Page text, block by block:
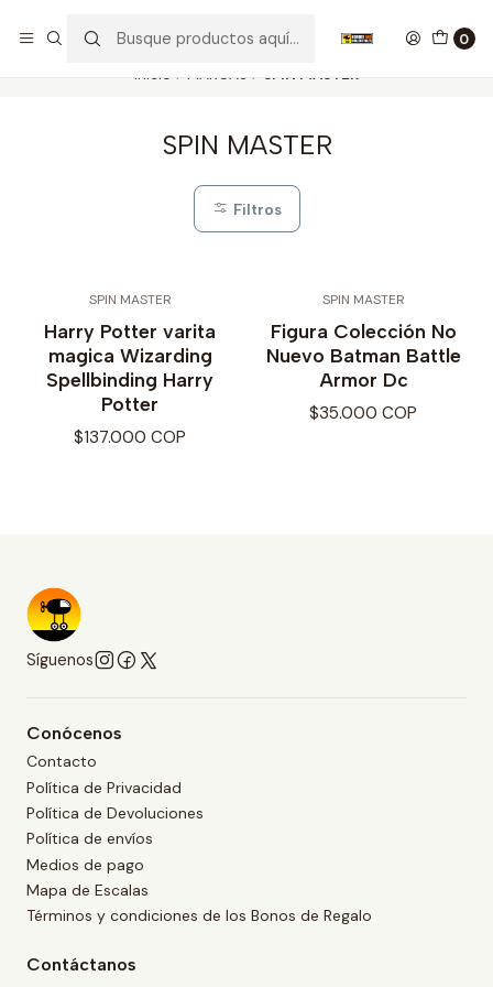
0
Inicio MARCAS SPIN MASTER
SPIN MASTER
Filtros
SPIN MASTER
Harry Potter varita
magica Wizarding
Spellbinding Harry
Potter
$137.000 COP
SPIN MASTER
Figura Colección No
Nuevo Batman Battle
Armor Dc
$35.000 COP
Síguenos
Conócenos
Contacto
Política de Privacidad
Política de Devoluciones
Política de envíos
Medios de pago
Mapa de Escalas
Términos y condiciones de los Bonos de Regalo
Contáctanos